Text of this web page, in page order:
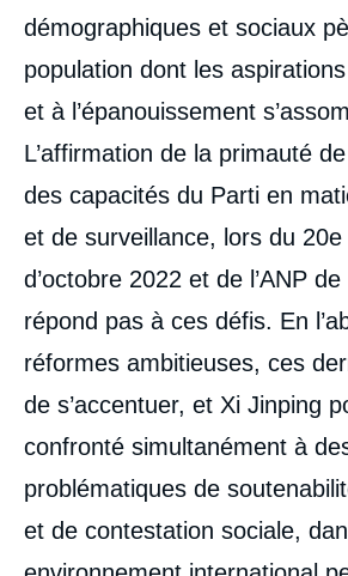
démographiques et sociaux
population dont les
et à l’épanouissement
L’affirmation de la primauté
des capacités du Parti en
et de surveillance, lors du 20e
d’octobre 2022 et de l’ANP
répond pas à ces défis. En
réformes ambitieuses, ces
de s’accentuer, et Xi Jinping
confronté simultanément à
problématiques de
et de contestation sociale,